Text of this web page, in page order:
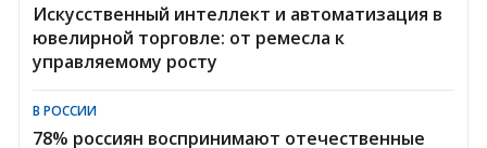
Искусственный интеллект и автоматизация в
ювелирной торговле: от ремесла к
управляемому росту
В РОССИИ
78% россиян воспринимают отечественные